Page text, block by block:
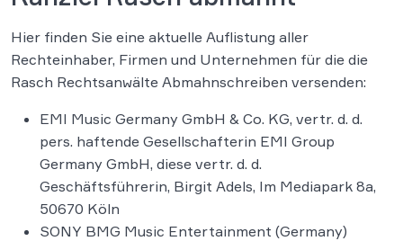
Hier finden Sie eine aktuelle Auflistung aller
Rechteinhaber, Firmen und Unternehmen für die die
Rasch Rechtsanwälte Abmahnschreiben versenden:
EMI Music Germany GmbH & Co. KG, vertr. d. d.
pers. haftende Gesellschafterin EMI Group
Germany GmbH, diese vertr. d. d.
Geschäftsführerin, Birgit Adels, Im Mediapark 8a,
50670 Köln
SONY BMG Music Entertainment (Germany)